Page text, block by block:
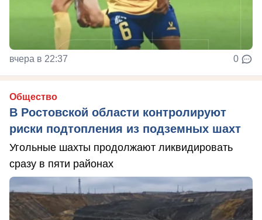
вчера в 22:37 0
Общество
В Ростовской области контролируют
риски подтопления из подземных шахт
Угольные шахты продолжают ликвидировать
сразу в пяти районах